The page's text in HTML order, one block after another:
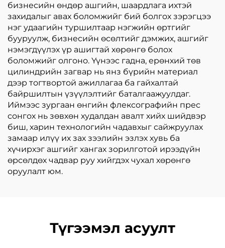
бизнесийн өндөр ашгийн, шаардлага ихтэй
захидалыг авах боломжийг бий болгох зэрэгцээ
нэг удаагийн туршилтаар нэгжийн өртгийг
бууруулж, бизнесийн өсөлтийг дэмжих, ашгийг
нэмэгдүүлэх үр ашигтай хөрөнгө болох
боломжийг олгоно. Үүнээс гадна, ерөнхий төв
цилиндрийн загвар нь янз бүрийн материал
дээр тогтвортой ажиллагаа ба гайхалтай
байршилтын үзүүлэлтийг баталгаажуулдаг.
Иймээс зургаан өнгийн флексографийн прес
сонгох нь зөвхөн худалдан авалт хийх шийдвэр
биш, харин технологийн чадавхыг сайжруулах
замаар илүү их зах зээлийн эзлэх хувь ба
хүчирхэг ашгийг хангах зорилготой ирээдүйн
өрсөлдөх чадвар руу хийгдэх чухал хөрөнгө
оруулалт юм.
Түгээмэл асуулт